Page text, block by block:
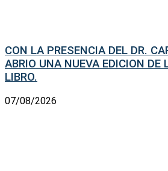
CON LA PRESENCIA DEL DR.
ABRIO UNA NUEVA EDICION DE
LIBRO.
07/08/2026